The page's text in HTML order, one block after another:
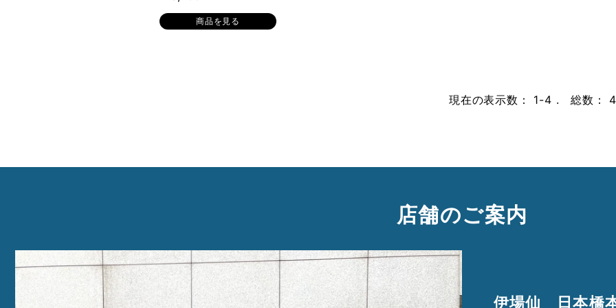
商品を見る
現在の表示数： 1-4 . 総数：
店舗のご案内
伊場仙 日本橋